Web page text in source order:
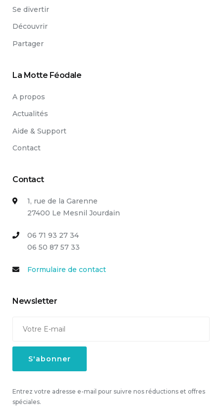
Se divertir
Découvrir
Partager
La Motte Féodale
A propos
Actualités
Aide & Support
Contact
Contact
1, rue de la Garenne
27400 Le Mesnil Jourdain
06 71 93 27 34
06 50 87 57 33
Formulaire de contact
Newsletter
Entrez votre adresse e-mail pour suivre nos réductions et offres
spéciales.